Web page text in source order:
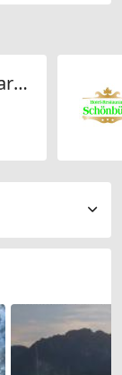
Hotel/Restaurant Chartreuse AG